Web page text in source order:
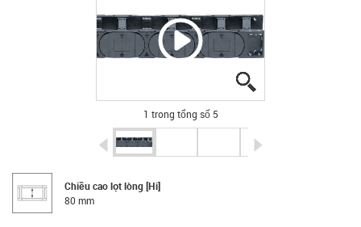
1 trong tổng số 5
igus-icon-arrow-left
Chiều cao lọt lòng [Hi]
80 mm